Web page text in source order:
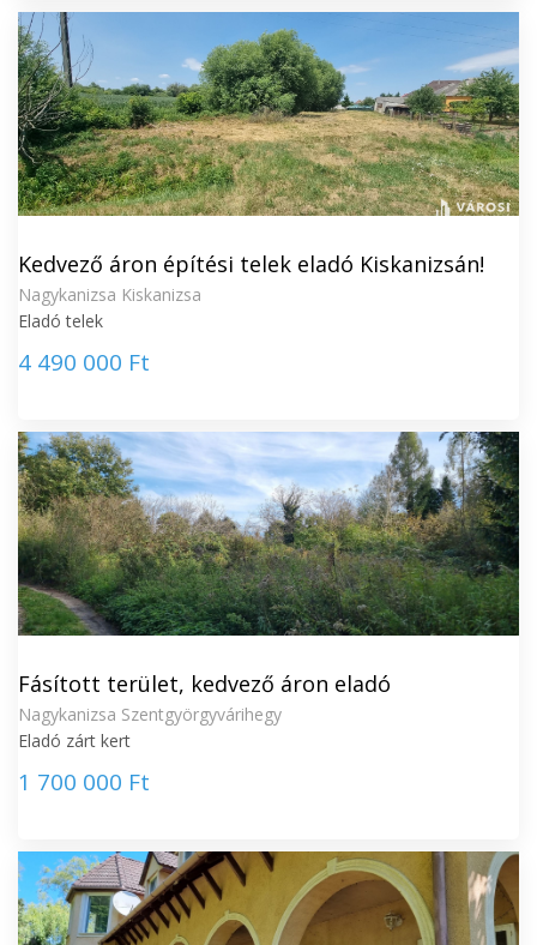
Kedvező áron építési telek eladó Kiskanizsán!
Nagykanizsa Kiskanizsa
Eladó telek
4 490 000 Ft
Fásított terület, kedvező áron eladó
Nagykanizsa Szentgyörgyvárihegy
Eladó zárt kert
1 700 000 Ft